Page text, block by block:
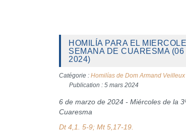
HOMILÍA PARA EL
SEMANA DE CUARESMA
2024)
Catégorie : Homilías de Dom Armand
Publication : 5 mars 2024
6 de marzo de 2024 - Miércoles de la
Cuaresma
Dt 4,1. 5-9; Mt 5,17-19.